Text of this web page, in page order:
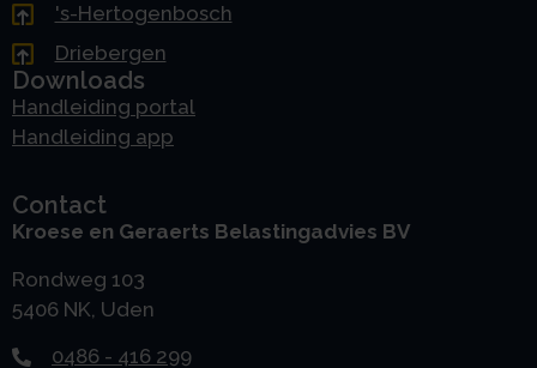
's-Hertogenbosch
Driebergen
Downloads
Handleiding portal
Handleiding app
Contact
Kroese en Geraerts Belastingadvies BV
Rondweg 103
5406 NK, Uden
0486 - 416 299